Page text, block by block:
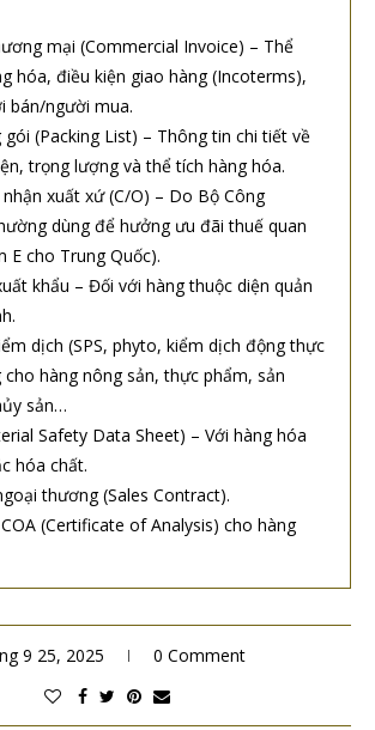
mại (Commercial Invoice) – Thể
hóa, điều kiện giao hàng (Incoterms),
bán/người mua.
gói (Packing List) – Thông tin chi tiết về
trọng lượng và thể tích hàng hóa.
xuất xứ (C/O) – Do Bộ Công
dùng để hưởng ưu đãi thuế quan
E cho Trung Quốc).
khẩu – Đối với hàng thuộc diện quản
dịch (SPS, phyto, kiểm dịch động thực
hàng nông sản, thực phẩm, sản
sản…
Safety Data Sheet) – Với hàng hóa
hóa chất.
thương (Sales Contract).
(Certificate of Analysis) cho hàng
9 25, 2025 0 Comment